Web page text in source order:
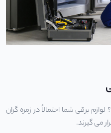
برقی شما احتمالاً در زمره گران
می گیرند.